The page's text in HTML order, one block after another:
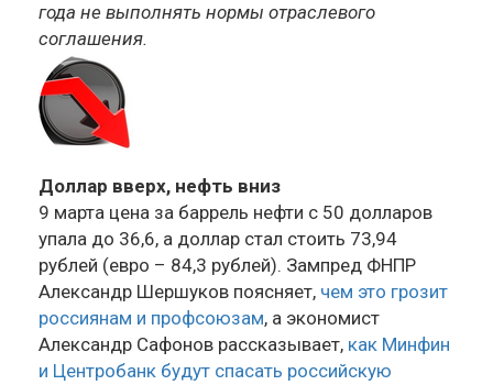
года не выполнять нормы отраслевого
соглашения.
Доллар вверх, нефть вниз
9 марта цена за баррель нефти с 50 долларов
упала до 36,6, а доллар стал стоить 73,94
рублей (евро – 84,3 рублей). Зампред ФНПР
Александр Шершуков поясняет, чем это грозит
россиянам и профсоюзам, а экономист
Александр Сафонов рассказывает, как Минфин
и Центробанк будут спасать российскую